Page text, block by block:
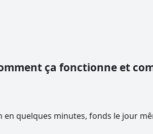
ça fonctionne et
quelques minutes, fonds le jour